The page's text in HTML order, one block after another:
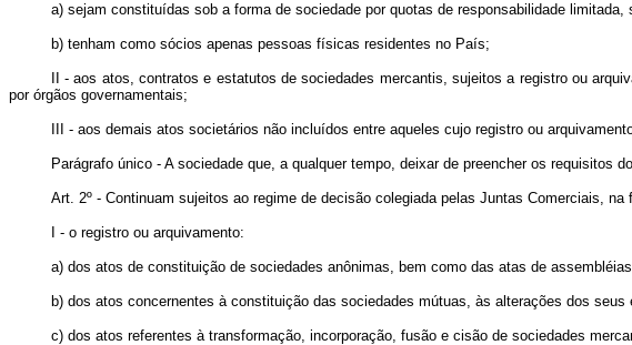
a) sejam constituídas sob a forma de sociedade por quotas de responsabilidade
b) tenham como sócios apenas pessoas físicas residentes no País;
II - aos atos, contratos e estatutos de sociedades mercantis, sujeitos a registro ou
por órgãos governamentais;
III - aos demais atos societários não incluídos entre aqueles cujo registro ou
Parágrafo único - A sociedade que, a qualquer tempo, deixar de preencher os
Art. 2º - Continuam sujeitos ao regime de decisão colegiada pelas Juntas Comerciais, na
I - o registro ou arquivamento:
a) dos atos de constituição de sociedades anônimas, bem como das atas de
b) dos atos concernentes à constituição das sociedades mútuas, às alterações dos
c) dos atos referentes à transformação, incorporação, fusão e cisão de sociedades